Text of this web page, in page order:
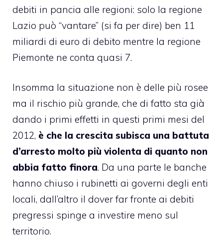
debiti in pancia alle regioni: solo la regione
Lazio può “vantare” (si fa per dire) ben 11
miliardi di euro di debito mentre la regione
Piemonte ne conta quasi 7.
Insomma la situazione non è delle più rosee
ma il rischio più grande, che di fatto sta già
dando i primi effetti in questi primi mesi del
2012, è che la crescita subisca una battuta
d’arresto molto più violenta di quanto non
abbia fatto finora. Da una parte le banche
hanno chiuso i rubinetti ai governi degli enti
locali, dall’altro il dover far fronte ai debiti
pregressi spinge a investire meno sul
territorio.